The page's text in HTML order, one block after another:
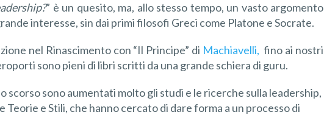
” è un quesito, ma, allo stesso tempo, un vasto argomento
interesse, sin dai primi filosofi Greci come Platone e Socrate.
nel Rinascimento con “Il Principe” di Machiavelli, fino ai nostri
sono pieni di libri scritti da una grande schiera di guru.
scorso sono aumentati molto gli studi e le ricerche sulla leadership,
Teorie e Stili, che hanno cercato di dare forma a un processo di